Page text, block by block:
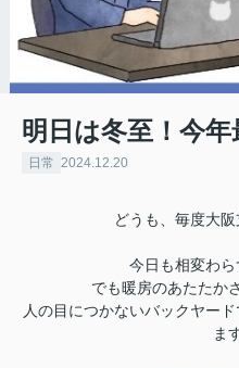
明日は冬至！今
日常 2024.12.20
どうも、毎度大
今日も相変わ
でも暖房のあたたか
人の目につかないバックヤー
ま